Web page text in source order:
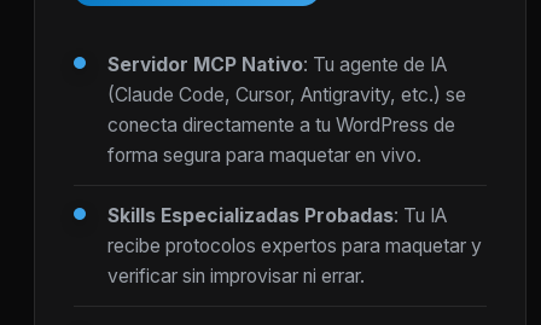
Servidor MCP Nativo: Tu agente de IA
(Claude Code, Cursor, Antigravity, etc.) se
conecta directamente a tu WordPress de
forma segura para maquetar en vivo.
Skills Especializadas Probadas: Tu IA
recibe protocolos expertos para maquetar y
verificar sin improvisar ni errar.